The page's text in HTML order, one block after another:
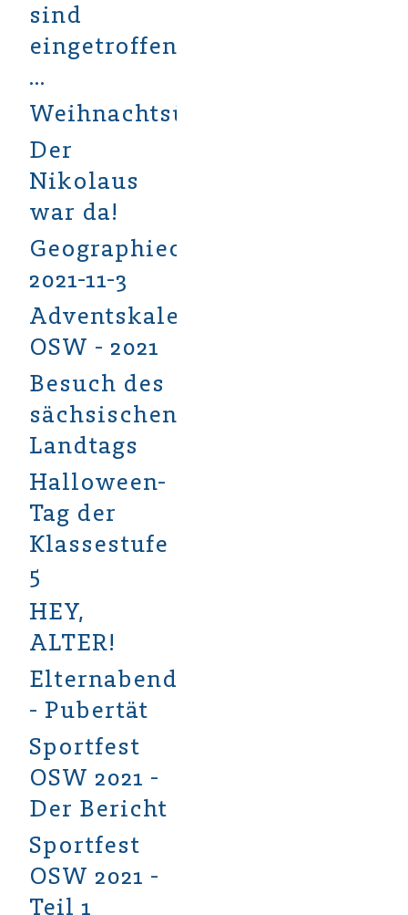
sind
eingetroffen
…
Weihnachtsüberraschung
Der
Nikolaus
war da!
Geographieolympiade
2021-11-3
Adventskalender
OSW - 2021
Besuch des
sächsischen
Landtags
Halloween-
Tag der
Klassestufe
5
HEY,
ALTER!
Elternabend
- Pubertät
Sportfest
OSW 2021 -
Der Bericht
Sportfest
OSW 2021 -
Teil 1